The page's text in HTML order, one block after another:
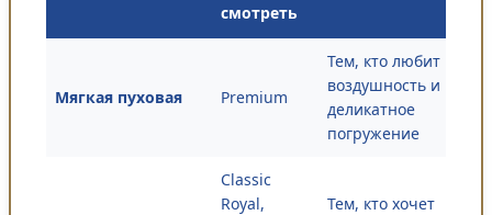
смотреть
Мягкая пуховая Premium
Тем, кто любит
воздушность и
деликатное
погружение
Classic
Royal,
Тем, кто хочет